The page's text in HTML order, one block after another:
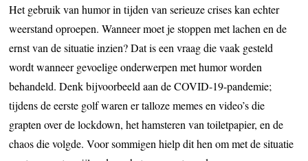
Het gebruik van humor in tijden van serieuze crises kan echter
weerstand oproepen. Wanneer moet je stoppen met lachen en de
ernst van de situatie inzien? Dat is een vraag die vaak gesteld
wordt wanneer gevoelige onderwerpen met humor worden
behandeld. Denk bijvoorbeeld aan de COVID-19-pandemie;
tijdens de eerste golf waren er talloze memes en video’s die
grapten over de lockdown, het hamsteren van toiletpapier, en de
chaos die volgde. Voor sommigen hielp dit hen om met de situatie